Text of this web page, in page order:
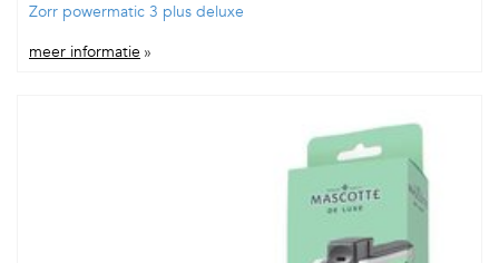
Zorr powermatic 3 plus deluxe
meer informatie »